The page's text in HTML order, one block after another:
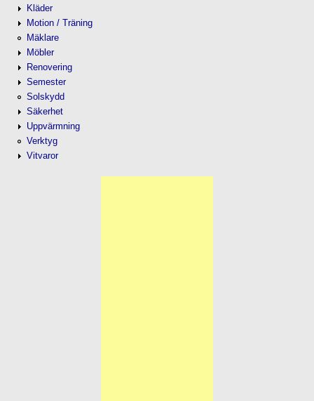
Kläder
Motion / Träning
Mäklare
Möbler
Renovering
Semester
Solskydd
Säkerhet
Uppvärmning
Verktyg
Vitvaror